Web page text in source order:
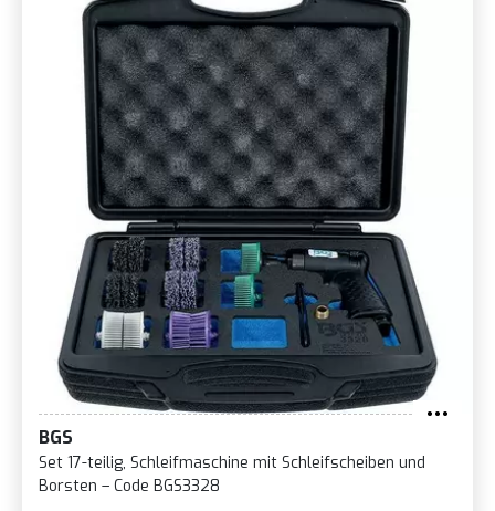
BGS
Set 17-teilig, Schleifmaschine mit Schleifscheiben und
Borsten – Code BGS3328